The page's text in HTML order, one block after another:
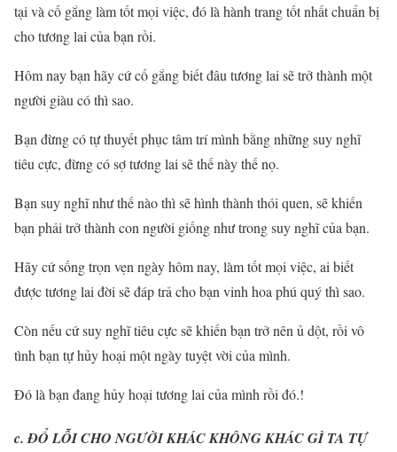
tại và cố gắng làm tốt mọi việc, đó là hành trang tốt nhất chuẩn bị
cho tương lai của bạn rồi.
Hôm nay bạn hãy cứ cố gắng biết đâu tương lai sẽ trở thành một
người giàu có thì sao.
Bạn đừng có tự thuyết phục tâm trí mình bằng những suy nghĩ
tiêu cực, đừng có sợ tương lai sẽ thế này thế nọ.
Bạn suy nghĩ như thế nào thì sẽ hình thành thói quen, sẽ khiến
bạn phải trở thành con người giống như trong suy nghĩ của bạn.
Hãy cứ sống trọn vẹn ngày hôm nay, làm tốt mọi việc, ai biết
được tương lai đời sẽ đáp trả cho bạn vinh hoa phú quý thì sao.
Còn nếu cứ suy nghĩ tiêu cực sẽ khiến bạn trở nên ủ dột, rồi vô
tình bạn tự hủy hoại một ngày tuyệt vời của mình.
Đó là bạn đang hủy hoại tương lai của mình rồi đó.!
c. ĐỔ LỖI CHO NGƯỜI KHÁC KHÔNG KHÁC GÌ TA TỰ